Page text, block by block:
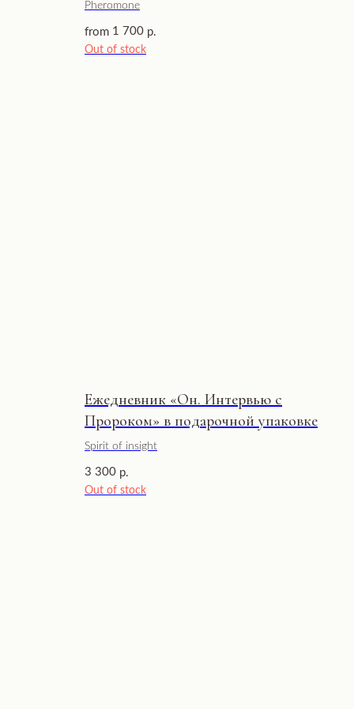
Pheromone
from 1 700 р.
Out of stock
Ежедневник «Он. Интервью с
Пророком» в подарочной упаковке
Spirit of insight
3 300 р.
Out of stock